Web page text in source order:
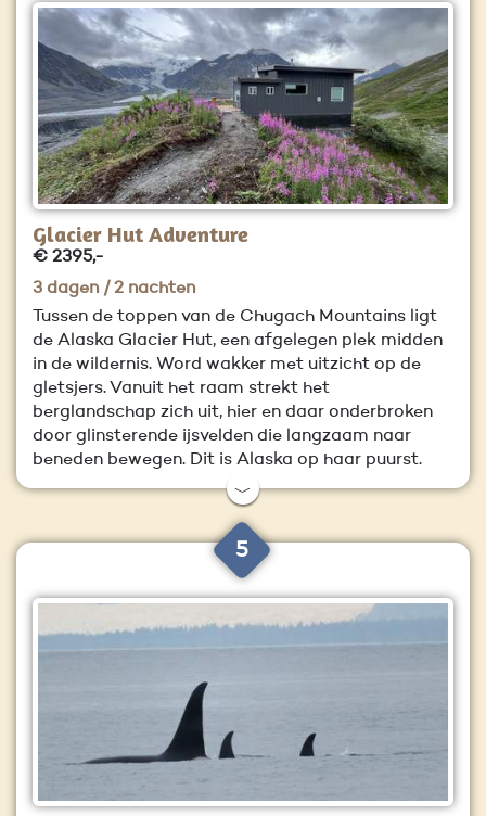
Glacier Hut Adventure
€ 2395,-
3 dagen / 2 nachten
Tussen de toppen van de Chugach Mountains ligt
de Alaska Glacier Hut, een afgelegen plek midden
in de wildernis. Word wakker met uitzicht op de
gletsjers. Vanuit het raam strekt het
berglandschap zich uit, hier en daar onderbroken
door glinsterende ijsvelden die langzaam naar
beneden bewegen. Dit is Alaska op haar puurst.
﹀
5